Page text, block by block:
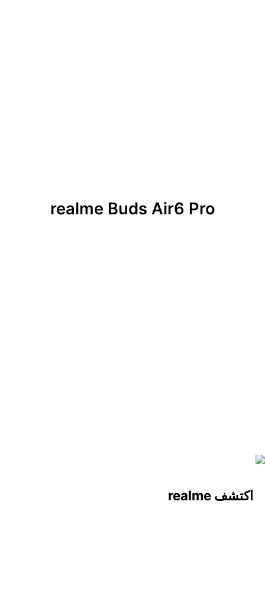
realme Buds Air6 Pro
اكتشف realme